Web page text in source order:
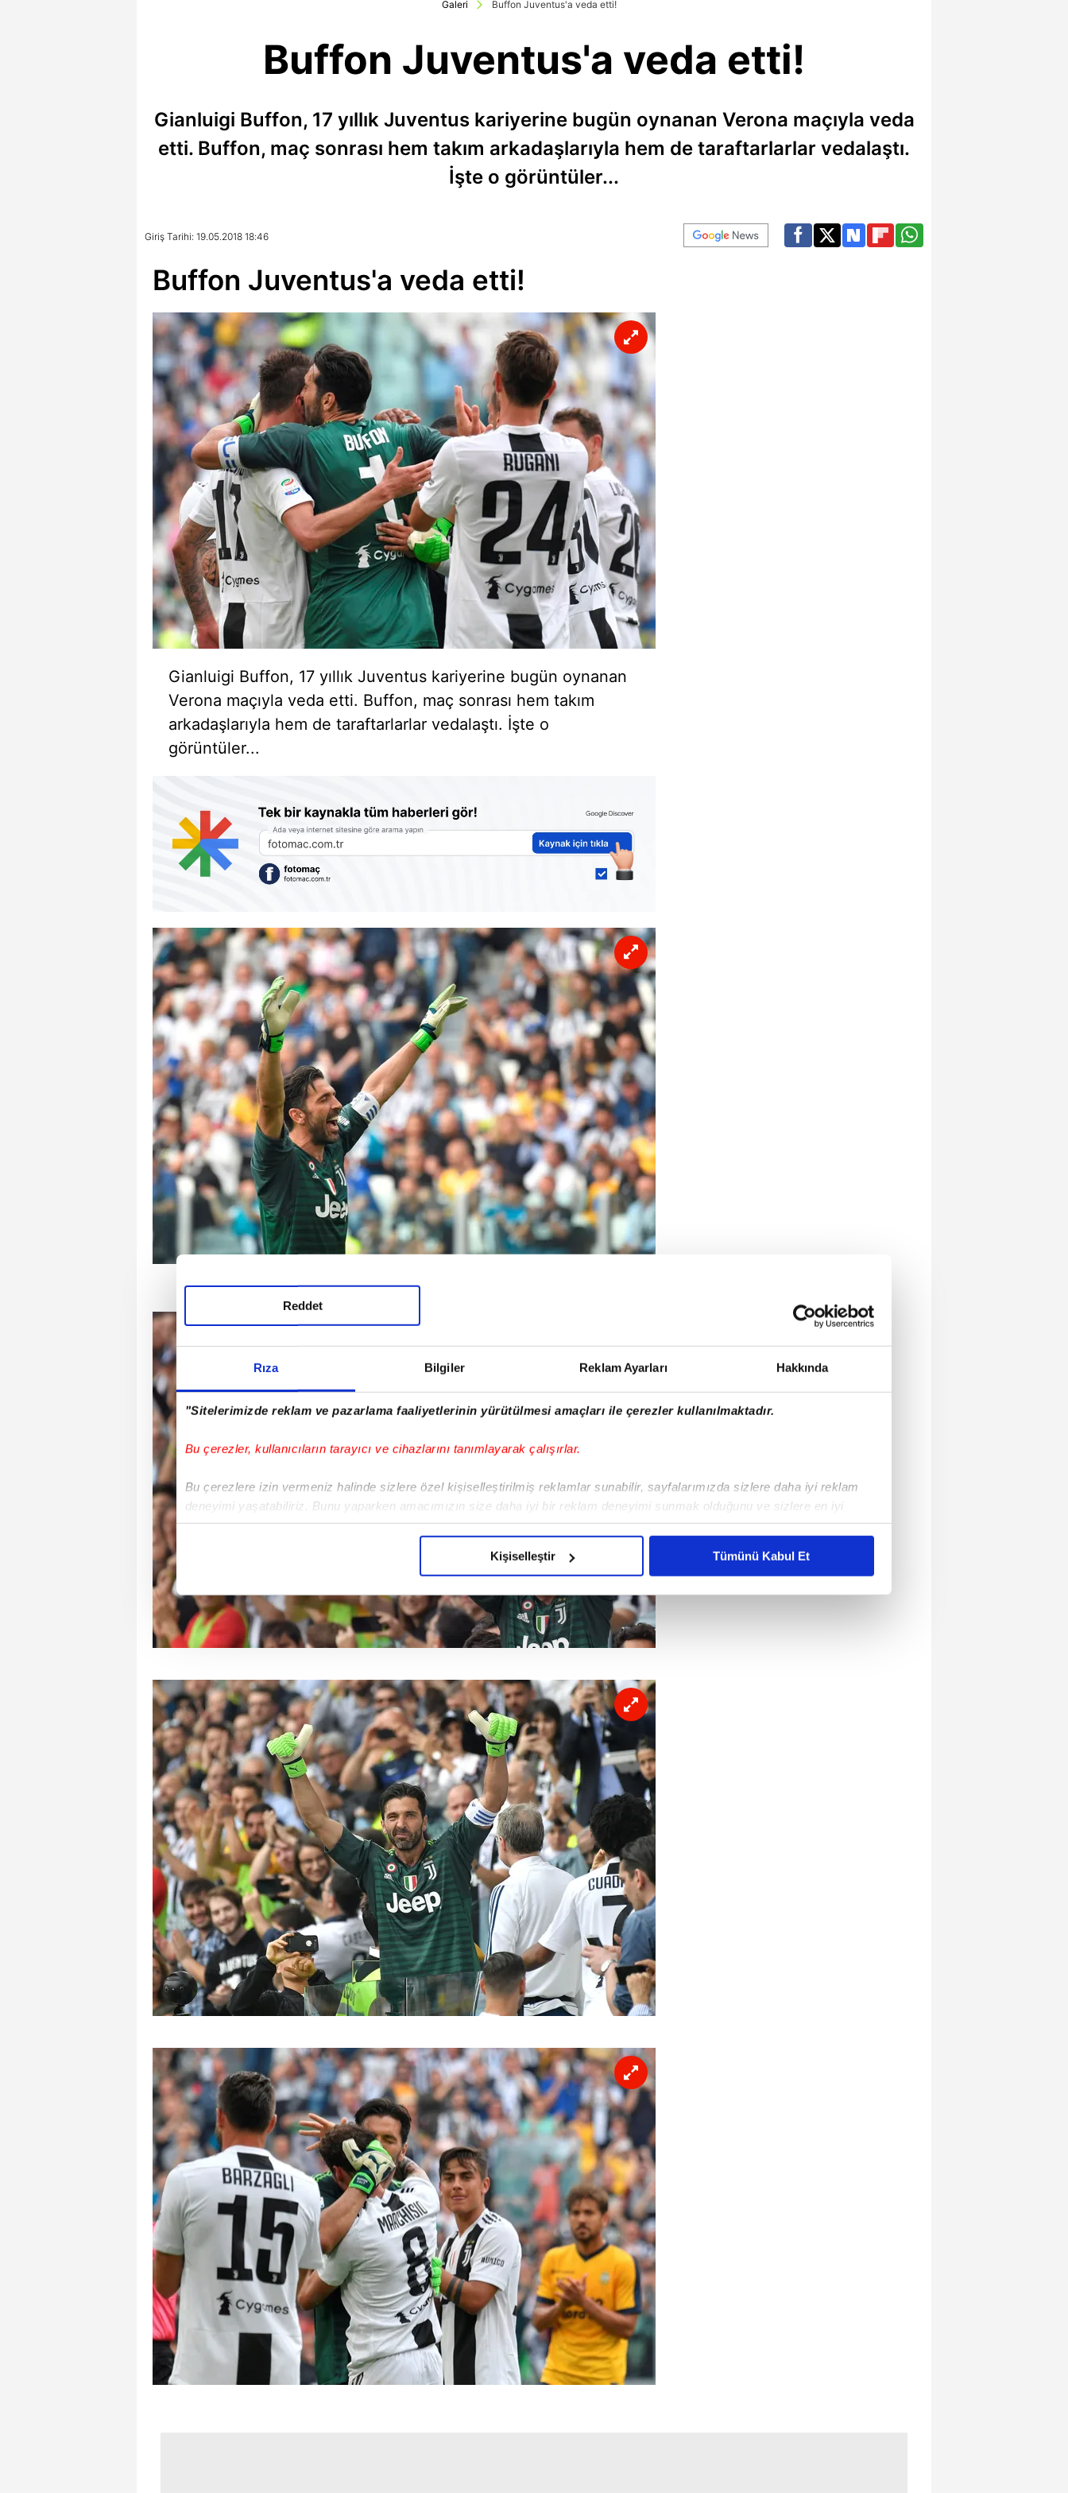
Rıza Bilgiler Reklam Ayarları Hakkında
"Sitelerimizde reklam ve pazarlama faaliyetlerinin yürütülmesi amaçları ile çerezler kullanılmaktadır.
Bu çerezler, kullanıcıların tarayıcı ve cihazlarını tanımlayarak çalışırlar.
Bu çerezlere izin vermeniz halinde sizlere özel kişiselleştirilmiş reklamlar sunabilir, sayfalarımızda sizlere daha iyi reklam
deneyimi yaşatabiliriz. Bunu yaparken amacımızın size daha iyi bir reklam deneyimi sunmak olduğunu ve sizlere en iyi
içerikleri sunabilmek adına elimizden gelen çabayı gösterdiğimizi ve bu noktada, reklamların maliyetlerimizi karşılamak
Sizlere daha iyi bir hizmet sunabilmek için İnternet Sitemizde kendimize ve üçüncü kişilere ait çerezler kullanılmaktadır. Bu
çerezler vasıtasıyla çeşitli kişisel verileriniz işlenmekte olup gerekli olan çerezler bilgi toplumu hizmetlerinin sunulması
reklam/pazarlama faaliyetlerinin yapılması, amaçlarıyla sınırlı olarak açık rızanız dahilinde kullanılacaktır.
Çerezlere ilişkin tercihlerinizi aşağıda yer alan panel vasıtasıyla belirleyebilirsiniz. Çerezlere ilişkin detaylı bilgi için Ayarlar
butonuna tıklayabilir,Çerez Bilgilendirme Metnimiziziyaret edebilirsiniz.
6698 sayılı Kişisel Verilerin Korunması Kanunu uyarınca hazırlanmış Aydınlatma Metnimizi okumak ve sitemizde ilgili
mevzuata uygun olarak kullanılan çerezlerle ilgili bilgi almak için lütfentıklayınız.
Reddet
Kişiselleştir Tümünü Kabul Et
Galeri Buffon Juventus'a veda etti!
Buffon Juventus'a veda etti!
Gianluigi Buffon, 17 yıllık Juventus kariyerine bugün oynanan Verona maçıyla veda
etti. Buffon, maç sonrası hem takım arkadaşlarıyla hem de taraftarlarlar vedalaştı.
İşte o görüntüler...
Giriş Tarihi: 19.05.2018 18:46
Buffon Juventus'a veda etti!
Gianluigi Buffon, 17 yıllık Juventus kariyerine bugün oynanan
Verona maçıyla veda etti. Buffon, maç sonrası hem takım
arkadaşlarıyla hem de taraftarlarlar vedalaştı. İşte o
görüntüler...